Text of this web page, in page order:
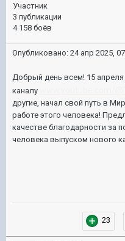
Участник
3 публикации
4 158 боёв
Опубликовано: 24 апр 2025,
Добрый день всем! 15
каналу
другие, начал свой путь в
работе этого человека!
качестве благодарности за
человека выпуском нового
23